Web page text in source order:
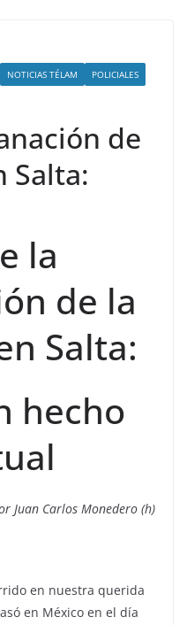
NOTICIAS TÉLAM
POLICIALES
de
Salta:
la
de la
Salta:
hecho
Juan Carlos Monedero (h)
en nuestra querida
en México en el día